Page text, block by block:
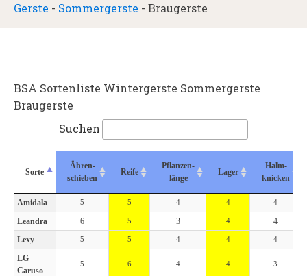
Gerste - Sommergerste - Braugerste
BSA Sortenliste Wintergerste Sommergerste
Braugerste
Suchen
Sorte
Ähren-
schieben
Reife
Pflanzen-
länge
Lager
Halm-
knicken
Sorte
Ähren-
schieben
Reife
Pflanzen-
länge
Lager
Halm-
knicken
Amidala 5 5 4 4 4
Leandra 6 5 3 4
4
Lexy
5 5 4 4 4
LG
Caruso
5 6 4 4 3
Sorte
Amidala
Leandra
Lexy
LG
Caruso